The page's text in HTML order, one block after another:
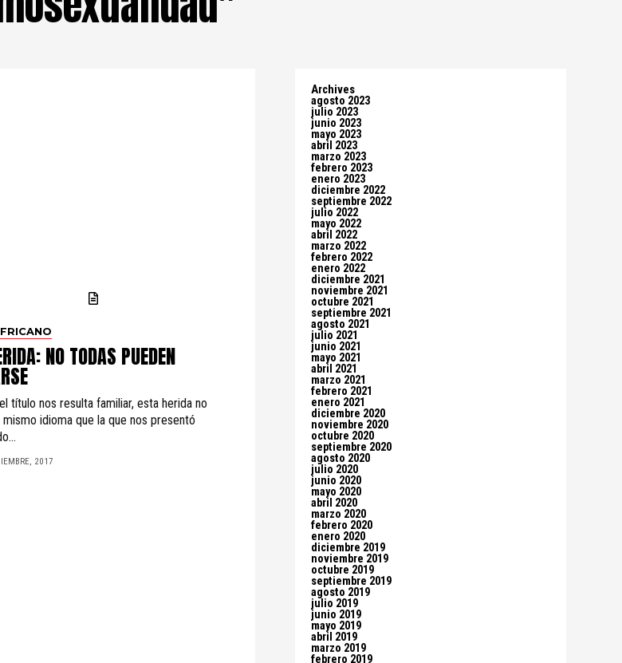
NO TODAS PUEDEN
título nos resulta familiar, esta herida no
mismo idioma que la que nos presentó
2017
Archives
agosto 2023
julio 2023
junio 2023
mayo 2023
abril 2023
marzo 2023
febrero 2023
enero 2023
diciembre 2022
septiembre 2022
julio 2022
mayo 2022
abril 2022
marzo 2022
febrero 2022
enero 2022
diciembre 2021
noviembre 2021
octubre 2021
septiembre 2021
agosto 2021
julio 2021
junio 2021
mayo 2021
abril 2021
marzo 2021
febrero 2021
enero 2021
diciembre 2020
noviembre 2020
octubre 2020
septiembre 2020
agosto 2020
julio 2020
junio 2020
mayo 2020
abril 2020
marzo 2020
febrero 2020
enero 2020
diciembre 2019
noviembre 2019
octubre 2019
septiembre 2019
agosto 2019
julio 2019
junio 2019
mayo 2019
abril 2019
marzo 2019
febrero 2019